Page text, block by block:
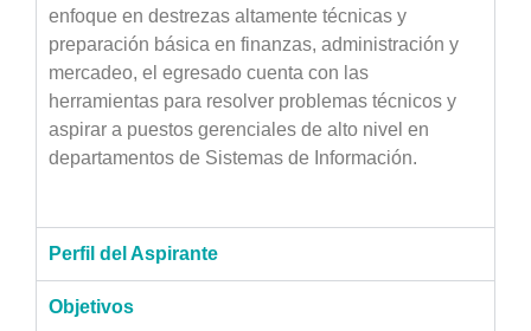
enfoque en destrezas altamente técnicas y
preparación básica en finanzas, administración y
mercadeo, el egresado cuenta con las
herramientas para resolver problemas técnicos y
aspirar a puestos gerenciales de alto nivel en
departamentos de Sistemas de Información.
Perfil del Aspirante
Objetivos